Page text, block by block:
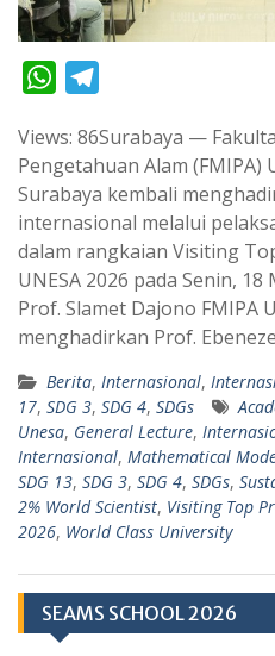
W
a
t
A
p
p
l
e
r
a
m
Views: 86Surabaya —
Pengetahuan Alam (FMIPA)
Surabaya kembali
internasional melalui
dalam rangkaian Visiting
UNESA 2026 pada Senin,
Prof. Slamet Dajono FMIPA
menghadirkan Prof.
Berita, Internasional,
17, SDG 3, SDG 4, SDGs
Unesa, General Lecture,
Internasional, Mathematical
SDG 13, SDG 3, SDG 4, SDGs,
2% World Scientist, Visiting Top
2026, World Class University
SEAMS SCHOOL 2026